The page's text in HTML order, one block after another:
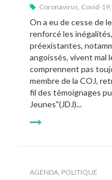
Coronavirus Covid-19
On a eu de cesse de
renforcé les
préexistantes,
angoissés, vivent mal
comprennent pas
membre de la COJ,
fil des témoignages
Jeunes"(JDJ)...
AGENDA POLITIQUE